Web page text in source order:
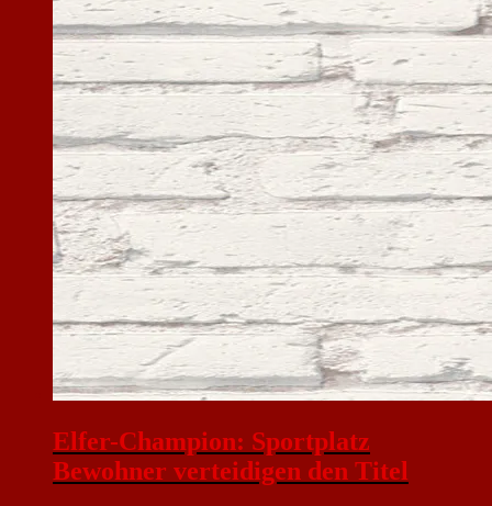
Elfer-Champion: Sportplatz
Bewohner verteidigen den Titel